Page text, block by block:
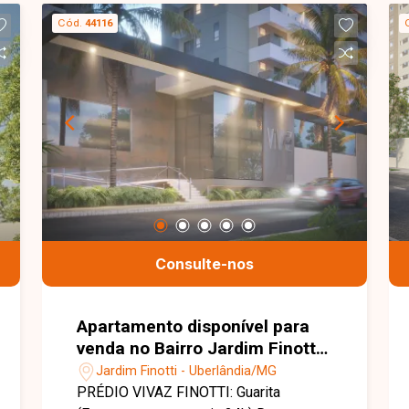
na sala Varanda gourmet com
churrasqueira
Cód. 44116
Consulte-nos
Apartamento disponível para
venda no Bairro Jardim Finotti
em Uberlândia-MG
Jardim Finotti - Uberlândia/MG
PRÉDIO VIVAZ FINOTTI: Guarita